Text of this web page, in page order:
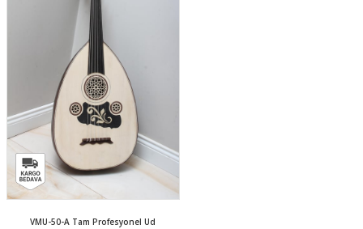
VMU-50-A Tam Profesyonel Ud